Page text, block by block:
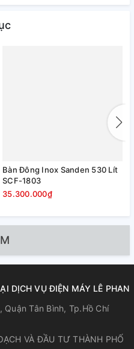
Bàn Đông Inox Sanden 530 Lít
SCF-1803
35.300.000₫
DỊCH VỤ ĐIỆN MÁY LÊ PHAN
Tân Bình, Tp.Hồ Chí
VÀ ĐẦU TƯ THÀNH PHỐ